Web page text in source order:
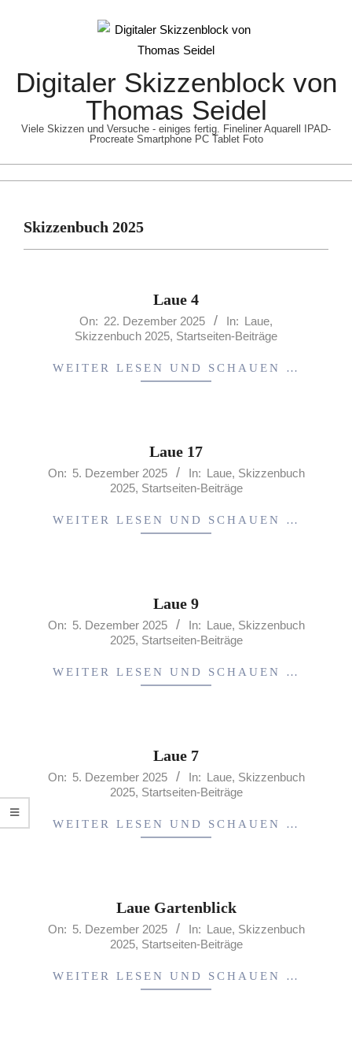
Digitaler Skizzenblock von
Thomas Seidel
Viele Skizzen und Versuche - einiges fertig. Fineliner Aquarell IPAD-
Procreate Smartphone PC Tablet Foto
MenuSkizzenbuch 2025
Laue 4
On: 22. Dezember 2025 In: Laue,
Skizzenbuch 2025, Startseiten-Beiträge
WEITER LESEN UND SCHAUEN …
Laue 17
2025-
On: 5. Dezember 2025 In: Laue, Skizzenbuch
2025, Startseiten-Beiträge
WEITER LESEN UND SCHAUEN …
Laue 9
2025-
On: 5. Dezember 2025 In: Laue, Skizzenbuch
2025, Startseiten-Beiträge
WEITER LESEN UND SCHAUEN …
Laue 7
2025-
On: 5. Dezember 2025 In: Laue, Skizzenbuch
2025, Startseiten-Beiträge
WEITER LESEN UND SCHAUEN …
Laue Gartenblick
2025-
On: 5. Dezember 2025 In: Laue, Skizzenbuch
2025, Startseiten-Beiträge
WEITER LESEN UND SCHAUEN …